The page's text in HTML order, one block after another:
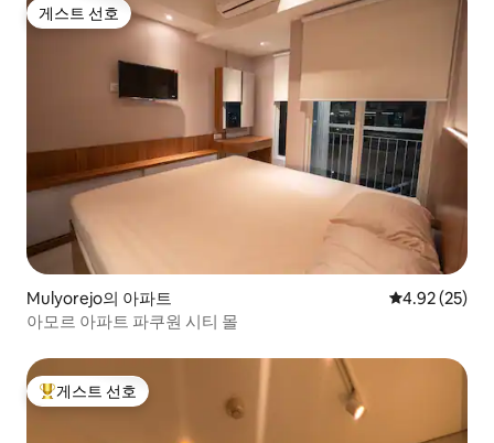
게스트 선호
게스트 선호
Mulyorejo의 아파트 평점 4.92점(5
4.92 (25)
아모르 아파트 파쿠원 시티 몰
상위 게스트 선호
게스트 선호